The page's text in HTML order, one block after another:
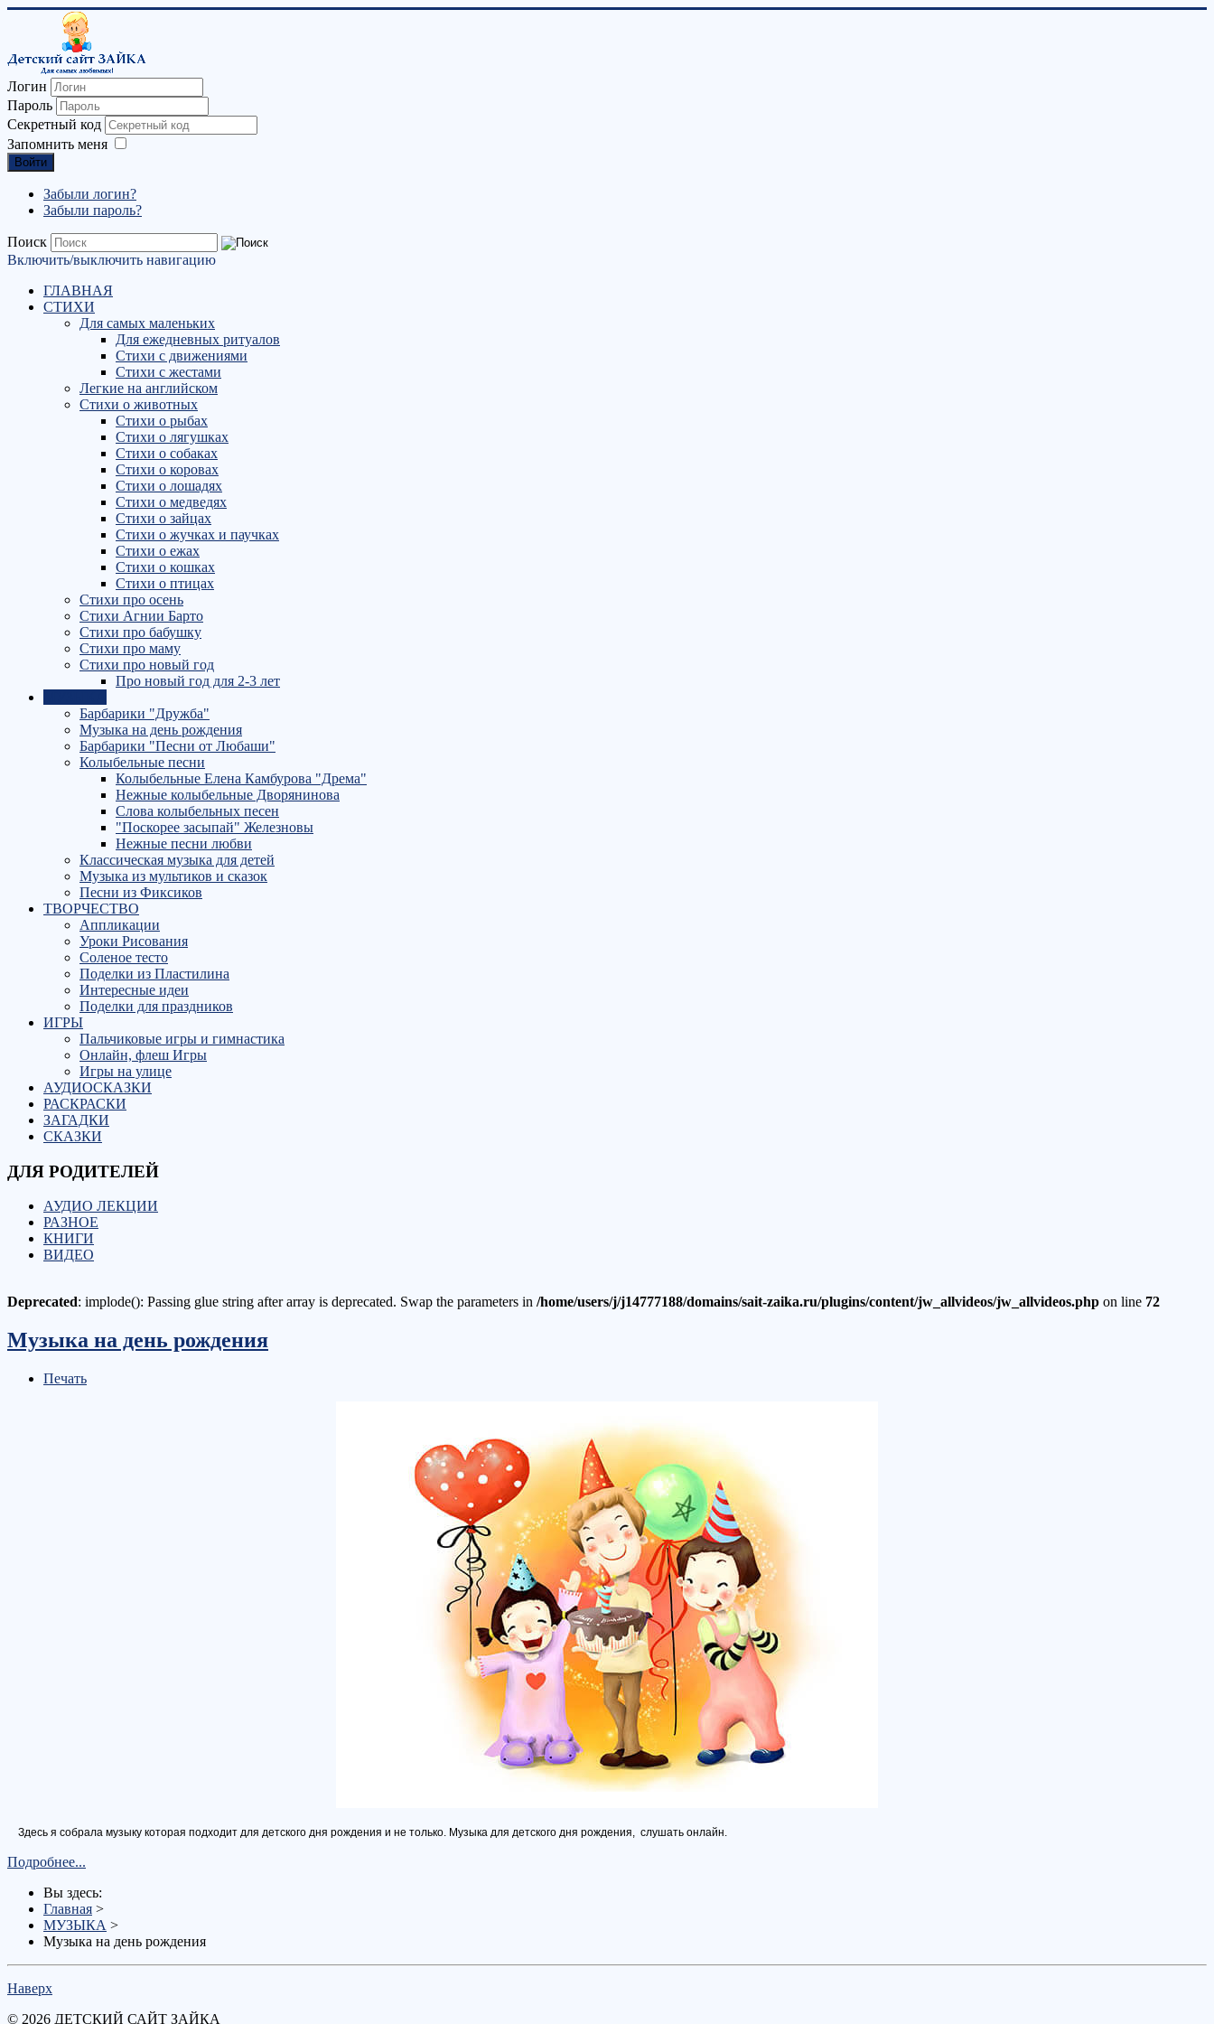
Логин
Пароль
Секретный код
Запомнить меня
Войти
Забыли логин?
Забыли пароль?
Поиск
Включить/выключить навигацию
ГЛАВНАЯ
СТИХИ
Для самых маленьких
Для ежедневных ритуалов
Стихи с движениями
Стихи с жестами
Легкие на английском
Стихи о животных
Стихи о рыбах
Стихи о лягушках
Стихи о собаках
Стихи о коровах
Стихи о лошадях
Стихи о медведях
Стихи о зайцах
Стихи о жучках и паучках
Стихи о ежах
Стихи о кошках
Стихи о птицах
Стихи про осень
Стихи Агнии Барто
Стихи про бабушку
Стихи про маму
Стихи про новый год
Про новый год для 2-3 лет
Барбарики "Дружба"
Музыка на день рождения
Барбарики "Песни от Любаши"
Колыбельные песни
Колыбельные Елена Камбурова "Дрема"
Нежные колыбельные Дворянинова
Слова колыбельных песен
"Поскорее засыпай" Железновы
Нежные песни любви
Классическая музыка для детей
Музыка из мультиков и сказок
Песни из Фиксиков
ТВОРЧЕСТВО
Аппликации
Уроки Рисования
Соленое тесто
Поделки из Пластилина
Интересные идеи
Поделки для праздников
ИГРЫ
Пальчиковые игры и гимнастика
Онлайн, флеш Игры
Игры на улице
АУДИОСКАЗКИ
РАСКРАСКИ
ЗАГАДКИ
СКАЗКИ
ДЛЯ РОДИТЕЛЕЙ
АУДИО ЛЕКЦИИ
РАЗНОЕ
КНИГИ
ВИДЕО
Deprecated: implode(): Passing glue string after array is deprecated. Swap the parameters in /home/users/j/j14777188/domains/sait-zaika.ru/plugins/content/jw_allvideos/jw_allvideos.php on line 72
Музыка на день рождения
Печать
Здесь я собрала музыку которая подходит для детского дня рождения и не только. Музыка для детского дня рождения, слушать онлайн.
Подробнее...
Вы здесь:
Главная >
МУЗЫКА >
Музыка на день рождения
Наверх
© 2026 ДЕТСКИЙ САЙТ ЗАЙКА